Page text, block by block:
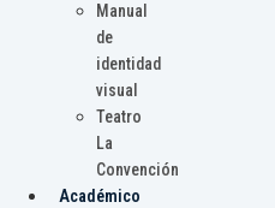
Manual
de
identidad
visual
Teatro
La
Convención
Académico